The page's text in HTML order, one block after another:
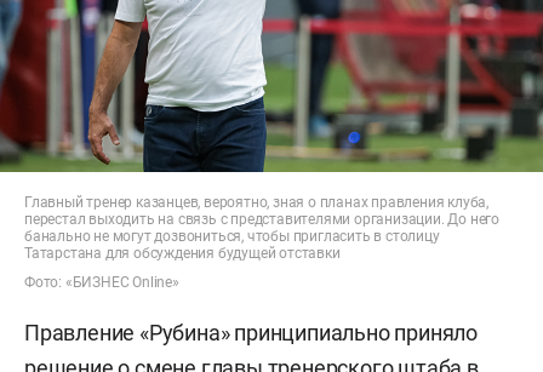
Главный тренер казанцев, вероятно, зная о планах правления клуба,
перестал выходить на связь с представителями организации. До него
банально не могут дозвониться, чтобы пригласить в столицу
Татарстана для обсуждения будущей отставки
Фото: «БИЗНЕС Online»
Правление «Рубина» принципиально приняло